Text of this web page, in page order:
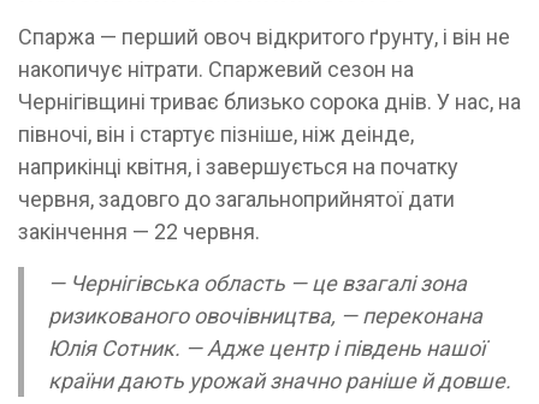
Спаржа — перший овоч відкритого ґрунту, і він не
накопичує нітрати. Спаржевий сезон на
Чернігівщині триває близько сорока днів. У нас, на
півночі, він і стартує пізніше, ніж деінде,
наприкінці квітня, і завершується на початку
червня, задовго до загальноприйнятої дати
закінчення — 22 червня.
— Чернігівська область — це взагалі зона
ризикованого овочівництва, — переконана
Юлія Сотник. — Адже центр і південь нашої
країни дають урожай значно раніше й довше.